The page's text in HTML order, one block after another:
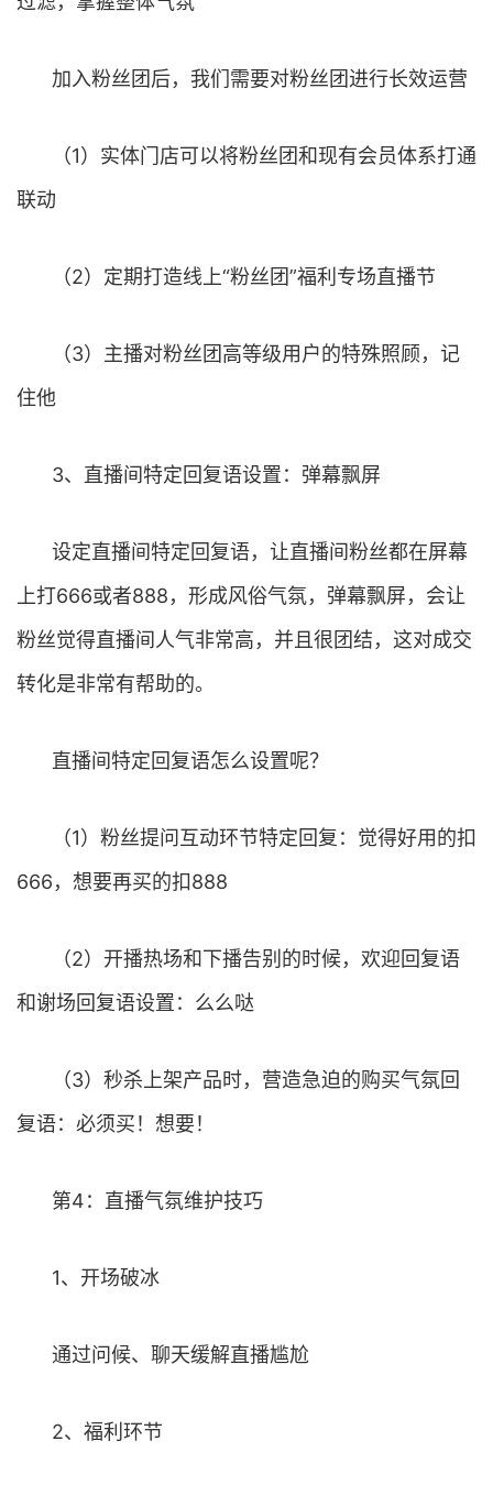
加入粉丝团后，我们需要对粉丝团进行长效运营
（1）实体门店可以将粉丝团和现有会员体系打通
联动
（2）定期打造线上“粉丝团”福利专场直播节
（3）主播对粉丝团高等级用户的特殊照顾，记
住他
3、直播间特定回复语设置：弹幕飘屏
设定直播间特定回复语，让直播间粉丝都在屏幕
上打666或者888，形成风俗气氛，弹幕飘屏，会让
粉丝觉得直播间人气非常高，并且很团结，这对成交
转化是非常有帮助的。
直播间特定回复语怎么设置呢？
（1）粉丝提问互动环节特定回复：觉得好用的扣
666，想要再买的扣888
（2）开播热场和下播告别的时候，欢迎回复语
和谢场回复语设置：么么哒
（3）秒杀上架产品时，营造急迫的购买气氛回
复语：必须买！想要！
第4：直播气氛维护技巧
1、开场破冰
通过问候、聊天缓解直播尴尬
2、福利环节